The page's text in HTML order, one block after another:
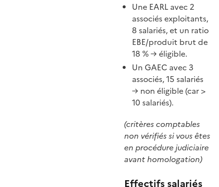
Une EARL avec 2
associés exploitants,
8 salariés, et un ratio
EBE/produit brut de
18 % → éligible.
Un GAEC avec 3
associés, 15 salariés
→ non éligible (car >
10 salariés).
(critères comptables
non vérifiés si vous êtes
en procédure judiciaire
avant homologation)
Effectifs salariés